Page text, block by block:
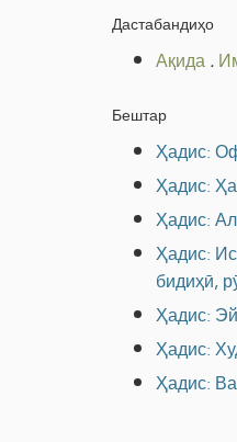
Дастабандиҳо
Ақида.
Бештар
Ҳадис:
Ҳадис:
Ҳадис:
Ҳадис:
бидиҳӣ,
Ҳадис:
Ҳадис:
Ҳадис: